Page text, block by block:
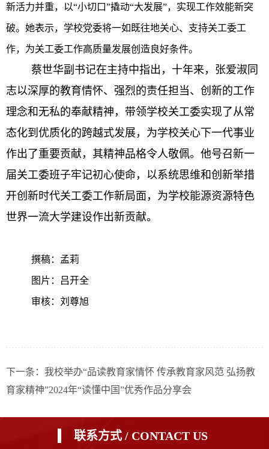
新活力并重，以“小切口”撬动“大发展”，实现工作效能新突
破。她表示，学校党委将一如既往地关心、支持关工委工
作，为关工委工作高质量发展创造良好条件。
蔡世华副书记在主持中指出，十年来，张爱淑同
志以深厚的教育情怀、强烈的责任担当、创新的工作
理念和无私的奉献精神，带领学校关工委实现了从常
态化到优质化的跨越式发展，为学校关心下一代事业
作出了重要贡献，其精神品格令人敬佩。他号召新一
届关工委班子牢记初心使命，以系统思维和创新举措
开创新时代关工委工作新局面，为学校能源资源特色
世界一流大学建设作出新贡献。
撰稿：孟莉
图片：吕开全
审核：刘尊旭
下一条：我校举办“品读教育家情怀 传承教育家风范 弘扬教
育家精神”2024年“读懂中国”优秀作品分享会
联系方式 / CONTACT US